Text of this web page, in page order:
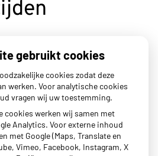
14:30tot
- 17:00
8:00 tot
- 12:00
14:30tot
- 17:00
8:00tot
- 12:00
14:30tot
- 17:00
8:00tot
- 12:00
14:30tot
- 17:00
tot
gebruikt cookies
cookies zodat deze
werken. Voor analytische cookies
vragen wij uw toestemming.
cookies werken wij samen met
Analytics. Voor externe inhoud
met Google (Maps, Translate en
Vimeo, Facebook, Instagram, X